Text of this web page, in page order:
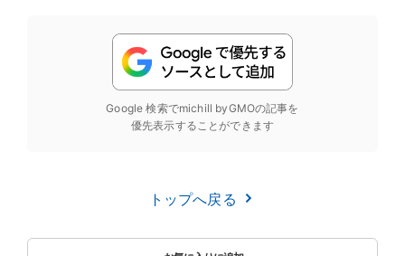
Google 検索でmichill byGMOの記事を
優先表示することができます
トップへ戻る